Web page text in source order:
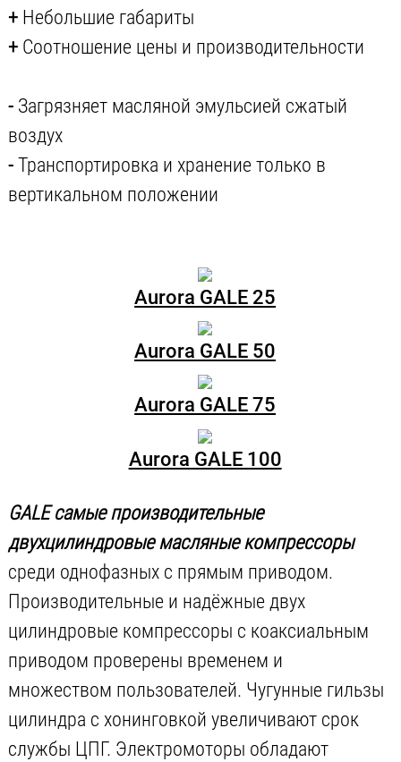
+Небольшие габариты
+Соотношение цены и производительности
-Загрязняет масляной эмульсией сжатый
воздух
-Транспортировка и хранение только в
вертикальном положении
Aurora GALE 25
Aurora GALE 50
Aurora GALE 75
Aurora GALE 100
GALE самые производительные
двухцилиндровые масляные компрессоры
среди однофазных с прямым приводом.
Производительные и надёжные двух
цилиндровые компрессоры с коаксиальным
приводом проверены временем и
множеством пользователей. Чугунные гильзы
цилиндра с хонинговкой увеличивают срок
службы ЦПГ. Электромоторы обладают